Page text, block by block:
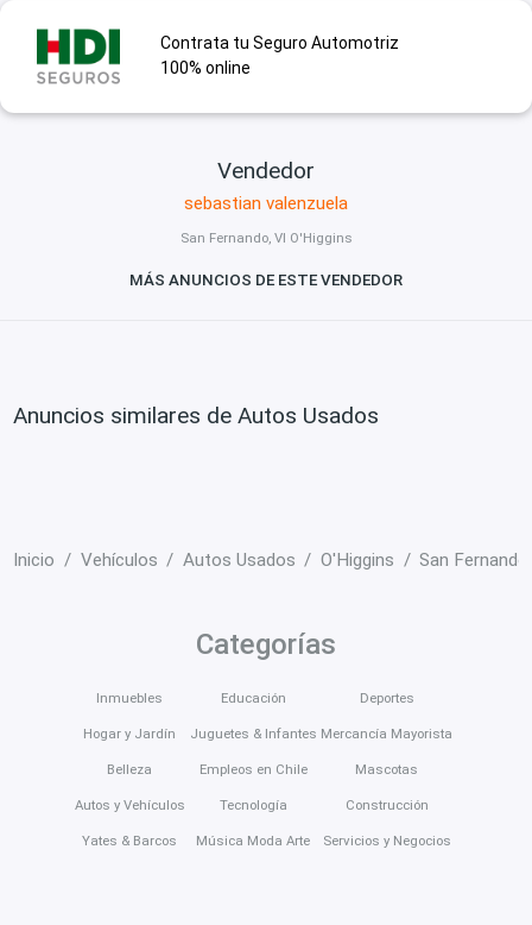
Contrata tu Seguro Automotriz
100% online
Vendedor
sebastian valenzuela
San Fernando, VI O'Higgins
MÁS ANUNCIOS DE ESTE VENDEDOR
Anuncios similares de Autos Usados
Inicio Vehículos Autos Usados O'Higgins San Fernando
Categorías
Inmuebles
Hogar y Jardín
Belleza
Autos y Vehículos
Yates & Barcos
Educación
Juguetes & Infantes
Empleos en Chile
Tecnología
Música Moda Arte
Deportes
Mercancía Mayorista
Mascotas
Construcción
Servicios y Negocios